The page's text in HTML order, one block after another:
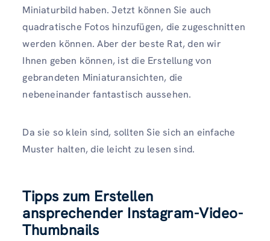
Miniaturbild haben. Jetzt können Sie auch
quadratische Fotos hinzufügen, die zugeschnitten
werden können. Aber der beste Rat, den wir
Ihnen geben können, ist die Erstellung von
gebrandeten Miniaturansichten, die
nebeneinander fantastisch aussehen.
Da sie so klein sind, sollten Sie sich an einfache
Muster halten, die leicht zu lesen sind.
Tipps zum Erstellen
ansprechender Instagram-Video-
Thumbnails